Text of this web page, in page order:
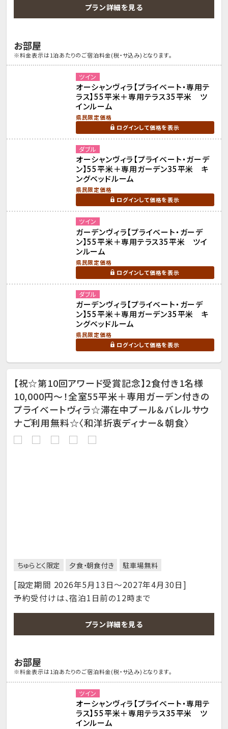
プラン詳細を見る
お部屋
※料金表示は1泊あたりのご宿泊料金(税・サ込み)となります。
ツイン
オーシャンヴィラ【プライベート・専用テ
ラス】55平米＋専用テラス35平米 ツ
インルーム
県民限定価格
ログインして価格を表示
ダブル
オーシャンヴィラ【プライベート・ガーデ
ン】55平米＋専用ガーデン35平米 キ
ングベッドルーム
県民限定価格
ログインして価格を表示
ツイン
ガーデンヴィラ【プライベート・ガーデ
ン】55平米＋専用テラス35平米 ツイ
ンルーム
県民限定価格
ログインして価格を表示
ダブル
ガーデンヴィラ【プライベート・ガーデ
ン】55平米＋専用ガーデン35平米 キ
ングベッドルーム
県民限定価格
ログインして価格を表示
【祝☆第10回アワード受賞記念】2食付き1名様
10,000円～！全室55平米＋専用ガーデン付きの
プライベートヴィラ☆滞在中プール＆バレルサウ
ナご利用無料☆〈和洋折衷ディナー＆朝食〉
ちゅらとく限定 夕食・朝食付き 駐車場無料
[設定期間 2026年5月13日～2027年4月30日]
予約受付けは、宿泊1日前の12時まで
プラン詳細を見る
お部屋
※料金表示は1泊あたりのご宿泊料金(税・サ込み)となります。
ツイン
オーシャンヴィラ【プライベート・専用テ
ラス】55平米＋専用テラス35平米 ツ
インルーム